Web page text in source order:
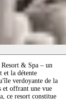
& Spa – un
et la détente
verdoyante de la
et offrant une vue
ce resort constitue